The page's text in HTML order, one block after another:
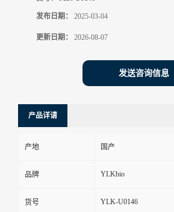
发布日期： 2025-03-04
更新日期： 2026-08-07
发送咨询信息
产品详请
产地 国产
品牌 YLKbio
货号 YLK-U0146